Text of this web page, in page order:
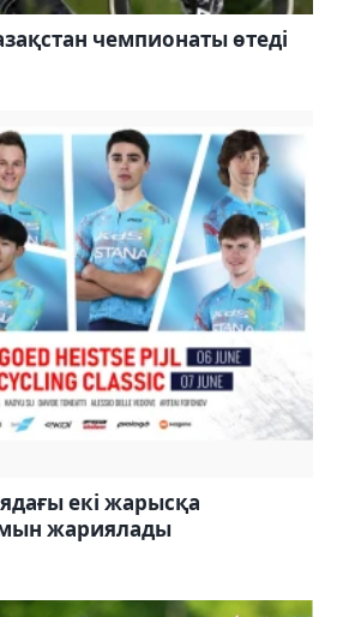
чемпионаты өтеді
екі жарысқа
жариялады